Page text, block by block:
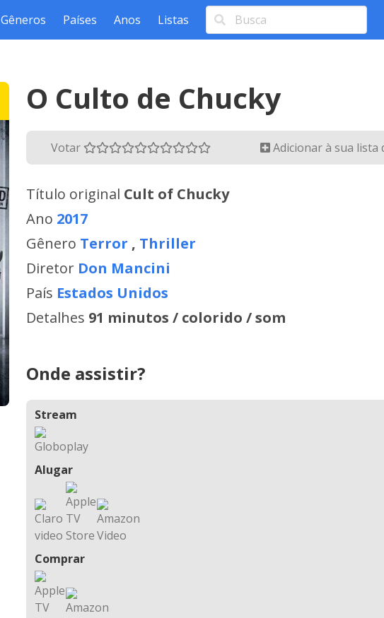
Gêneros Países Anos Listas
O Culto de Chucky
Votar Adicionar à sua lista
Título original Cult of Chucky
Ano 2017
Gênero Terror , Thriller
Diretor Don Mancini
País Estados Unidos
Detalhes 91 minutos / colorido / som
Onde assistir?
Stream
Alugar
Comprar